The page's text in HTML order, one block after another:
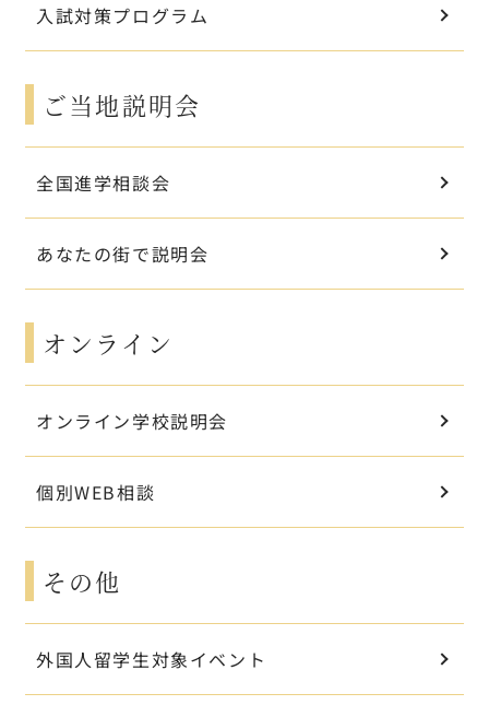
入試対策プログラム
ご当地説明会
全国進学相談会
あなたの街で説明会
オンライン
オンライン学校説明会
個別WEB相談
その他
外国人留学生対象イベント